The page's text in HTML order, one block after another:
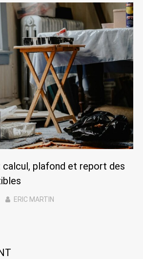
plafond et report des
ERIC MARTIN